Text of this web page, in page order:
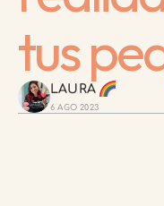
tus
LAURA
6 AGO 2023